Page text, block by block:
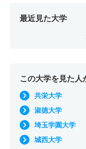
最近見た大学
この大学を見た人
共栄大学
淑徳大学
埼玉学園大学
城西大学